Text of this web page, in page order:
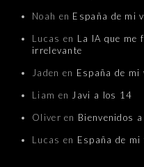
Noah en España de mi
Lucas en La IA que me
irrelevante
Jaden en España de mi
Liam en Javi a los 14
Oliver en Bienvenidos
Lucas en España de mi